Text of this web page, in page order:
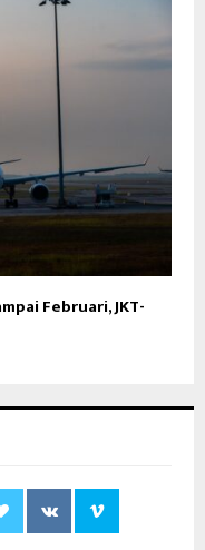
Februari, JKT-